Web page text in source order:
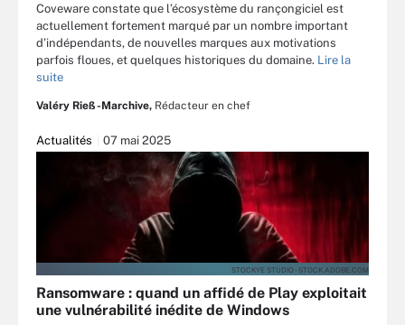
Coveware constate que l’écosystème du rançongiciel est
actuellement fortement marqué par un nombre important
d’indépendants, de nouvelles marques aux motivations
parfois floues, et quelques historiques du domaine. Lire la
suite
Valéry Rieß-Marchive, Rédacteur en chef
Actualités 07 mai 2025
STOCKYE STUDIO - STOCK.ADOBE.COM
Ransomware : quand un affidé de Play exploitait
une vulnérabilité inédite de Windows